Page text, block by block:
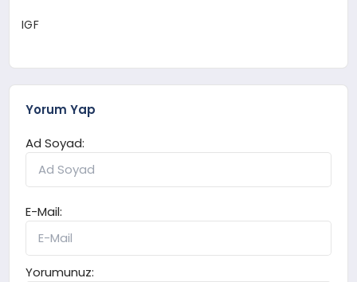
IGF
Yorum Yap
Ad Soyad:
E-Mail:
Yorumunuz: